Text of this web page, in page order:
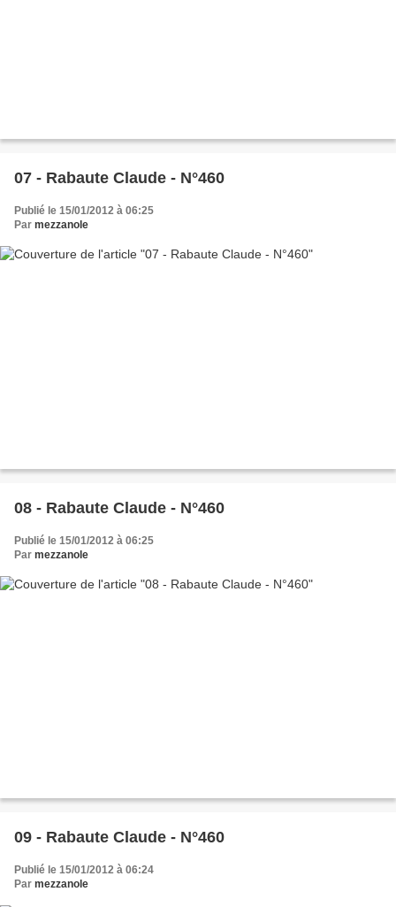
07 - Rabaute Claude - N°460
Publié le 15/01/2012 à 06:25
Par mezzanole
08 - Rabaute Claude - N°460
Publié le 15/01/2012 à 06:25
Par mezzanole
09 - Rabaute Claude - N°460
Publié le 15/01/2012 à 06:24
Par mezzanole